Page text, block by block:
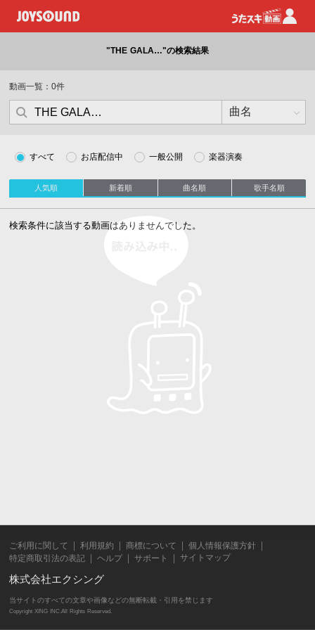
"THE GALA…"の検索結果
動画一覧：0件
すべて お店配信中 一般公開 楽器演奏
人気順 新着順 曲名順 歌手名順
検索条件に該当する動画はありませんでした。
ご利用に関して 利用規約 商標について
個人情報保護方針
特定商取引法の表記
ヘルプ サポート サイトマップ
株式会社エクシング
当サイトのすべての文章や画像などの無断転載・引用を禁じます
Copyright XING INC.All Rights Reserved.